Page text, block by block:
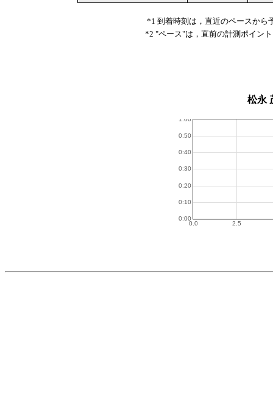
*1 到着時刻は，直近のペースから
*2 "ペース"は，直前の計測ポイン
松永